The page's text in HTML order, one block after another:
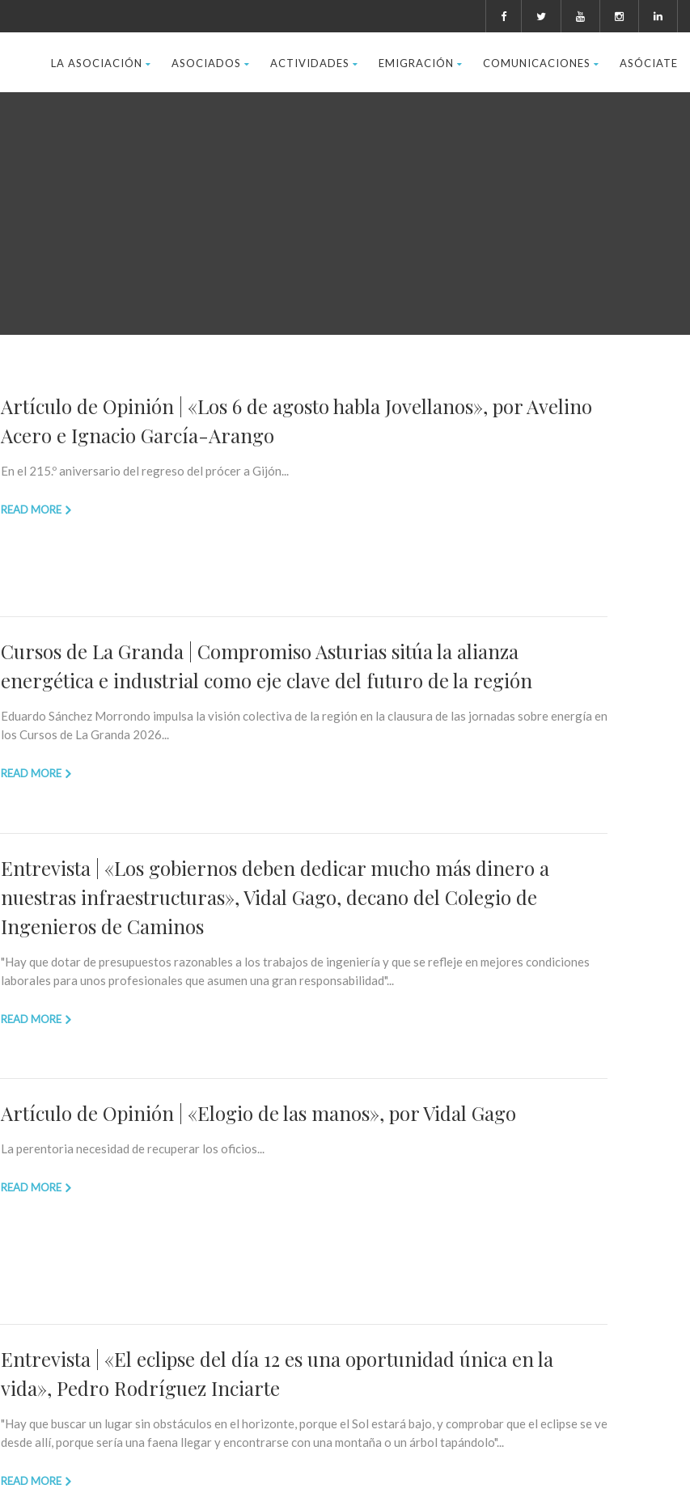
LA ASOCIACIÓN ASOCIADOS ACTIVIDADES EMIGRACIÓN COMUNICACIONES ASÓCIATE
Artículo de Opinión | «Los 6 de agosto habla Jovellanos», por Avelino
Acero e Ignacio García-Arango
En el 215.º aniversario del regreso del prócer a Gijón...
READ MORE
Cursos de La Granda | Compromiso Asturias sitúa la alianza
energética e industrial como eje clave del futuro de la región
Eduardo Sánchez Morrondo impulsa la visión colectiva de la región en la clausura de las jornadas sobre energía en
los Cursos de La Granda 2026...
READ MORE
Entrevista | «Los gobiernos deben dedicar mucho más dinero a
nuestras infraestructuras», Vidal Gago, decano del Colegio de
Ingenieros de Caminos
"Hay que dotar de presupuestos razonables a los trabajos de ingeniería y que se refleje en mejores condiciones
laborales para unos profesionales que asumen una gran responsabilidad"...
READ MORE
Artículo de Opinión | «Elogio de las manos», por Vidal Gago
La perentoria necesidad de recuperar los oficios...
READ MORE
Entrevista | «El eclipse del día 12 es una oportunidad única en la
vida», Pedro Rodríguez Inciarte
"Hay que buscar un lugar sin obstáculos en el horizonte, porque el Sol estará bajo, y comprobar que el eclipse se ve
desde allí, porque sería una faena llegar y encontrarse con una montaña o un árbol tapándolo"...
READ MORE